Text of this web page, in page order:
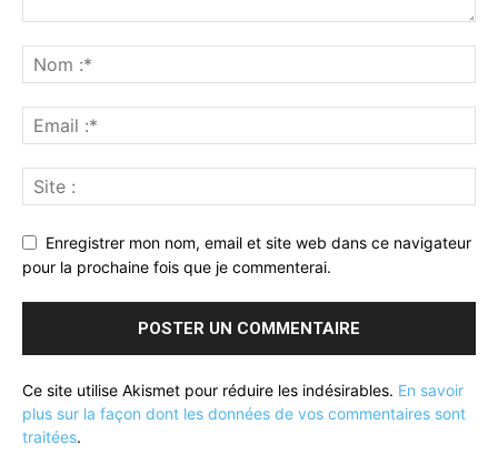
Enregistrer mon nom, email et site web dans ce navigateur
pour la prochaine fois que je commenterai.
Ce site utilise Akismet pour réduire les indésirables. En savoir
plus sur la façon dont les données de vos commentaires sont
traitées.